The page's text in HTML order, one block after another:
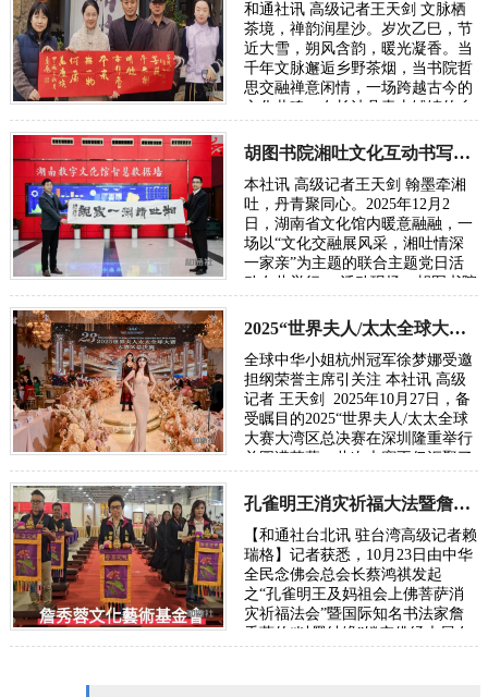
和通社讯 高级记者王天剑 文脉栖
茶境，禅韵润星沙。岁次乙巳，节
近大雪，朔风含韵，暖光凝香。当
千年文脉邂逅乡野茶烟，当书院哲
思交融禅意闲情，一场跨越古今的
文化共鸣，在长沙县青山铺镇的乡
式入驻青…
胡图书院湘吐文化互动书写民族团结新章
本社讯 高级记者王天剑 翰墨牵湘
吐，丹青聚同心。2025年12月2
日，湖南省文化馆内暖意融融，一
场以“文化交融展风采，湘吐情深
一家亲”为主题的联合主题党日活
动在此举行。 活动现场，胡图书院
吐情深一家亲”…
2025“世界夫人/太太全球大赛大湾区总决赛在深圳落幕
全球中华小姐杭州冠军徐梦娜受邀
担纲荣誉主席引关注 本社讯 高级
记者 王天剑 2025年10月27日，备
受瞩目的2025“世界夫人/太太全球
大赛大湾区总决赛在深圳隆重举行
并圆满落幕。此次大赛不仅汇聚了
华儿女…
孔雀明王消灾祈福大法暨詹秀蓉镂空佛经展台北隆重举行
【和通社台北讯 驻台湾高级记者赖
瑞格】记者获悉，10月23日由中华
全民念佛会总会长蔡鸿祺发起
之“孔雀明王及妈祖会上佛菩萨消
灾祈福法会”暨国际知名书法家詹
秀蓉的“以墨结缘”镂空佛经大展在